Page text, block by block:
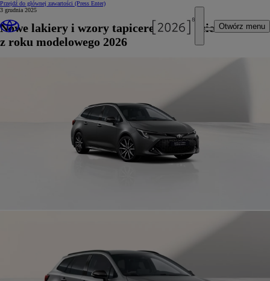
Przejdź do głównej zawartości (Press Enter)
Otwórz menu
3 grudnia 2025
Nowe lakiery i wzory tapicerek w Toyocie Corolli
z roku modelowego 2026